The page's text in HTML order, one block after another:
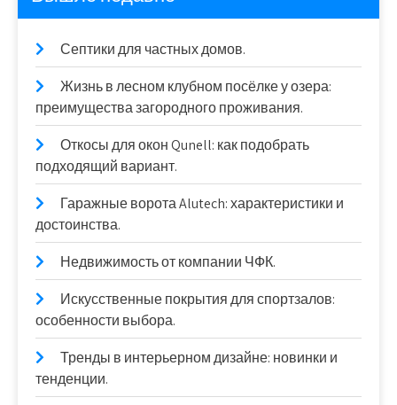
Септики для частных домов.
Жизнь в лесном клубном посёлке у озера:
преимущества загородного проживания.
Откосы для окон Qunell: как подобрать
подходящий вариант.
Гаражные ворота Alutech: характеристики и
достоинства.
Недвижимость от компании ЧФК.
Искусственные покрытия для спортзалов:
особенности выбора.
Тренды в интерьерном дизайне: новинки и
тенденции.